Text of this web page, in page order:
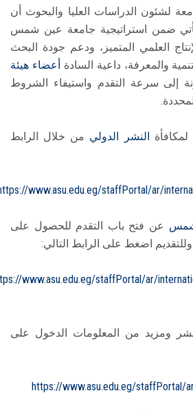
لشئون الدراسات العليا والبحوث أن
ضمن استراتيجية جامعة عين شمس
العلمي المتميز، ودعم جودة البحث
والمعرفة، داعية السادة
أعضاء هيئة
إلى سرعة التقدم واستيفاء الشروط
النشر الدولي من خلال الرابط
www.asu.edu.eg/staffPortal/ar/
شمس عن فتح باب التقدم للحصول على
وللتقديم اضغط على الرابط التالي:
www.asu.edu.eg/staffPortal/ar/
ومزيد من المعلومات الدخول على
https://www.asu.edu.eg/staffPortal/